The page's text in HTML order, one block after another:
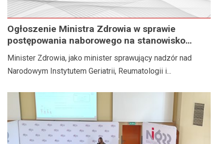
Ogłoszenie Ministra Zdrowia w sprawie
postępowania naborowego na stanowisko
Dyrektora Narodowego Instytutu Geriatrii,
Reumatologii i Rehabilitacji im. prof. dr hab.
med. Eleonory Reicher
Minister Zdrowia, jako minister sprawujący nadzór nad
Narodowym Instytutem Geriatrii, Reumatologii i...